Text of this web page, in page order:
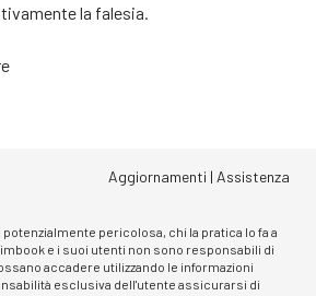
la falesia.
Aggiornamenti | Assistenza
pericolosa, chi la pratica lo fa a
e i suoi utenti non sono responsabili di
accadere utilizzando le informazioni
esclusiva dell'utente assicurarsi di